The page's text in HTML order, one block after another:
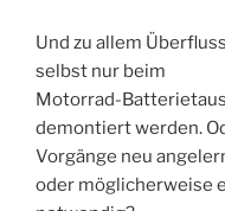
Und zu allem
selbst nur beim
Motorrad-
demontiert werden.
Vorgänge neu
oder möglicherweise